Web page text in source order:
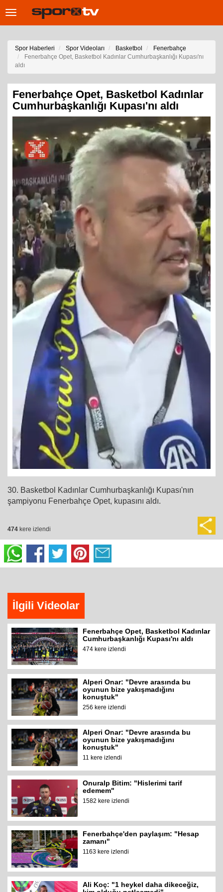
Toggle
Spor Haberleri Spor Videoları Basketbol
Fenerbahçe
Fenerbahçe Opet, Basketbol Kadınlar Cumhurbaşkanlığı Kupası'nı
aldı
Fenerbahçe Opet, Basketbol Kadınlar
Cumhurbaşkanlığı Kupası'nı aldı
30. Basketbol Kadınlar Cumhurbaşkanlığı Kupası'nın
şampiyonu Fenerbahçe Opet, kupasını aldı.
474 kere izlendi
İlgili Videolar
Fenerbahçe Opet, Basketbol Kadınlar
Cumhurbaşkanlığı Kupası'nı aldı
474 kere izlendi
Alperi Onar: "Devre arasında bu
oyunun bize yakışmadığını
konuştuk"
256 kere izlendi
Alperi Onar: "Devre arasında bu
oyunun bize yakışmadığını
konuştuk"
11 kere izlendi
Onuralp Bitim: "Hislerimi tarif
edemem"
1582 kere izlendi
Fenerbahçe'den paylaşım: "Hesap
zamanı"
1163 kere izlendi
Ali Koç: "1 heykel daha dikeceğiz,